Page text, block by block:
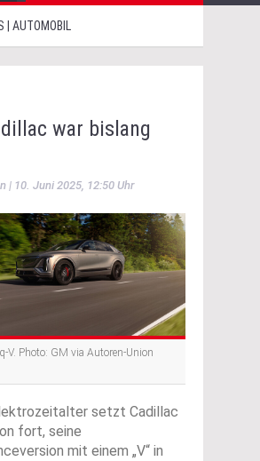
| AUTOMOBIL
war bislang
| 10. Juni 2025, 12:50 Uhr
V. Photo: GM via Autoren-Union
setzt Cadillac
fort, seine
mit einem „V“ in